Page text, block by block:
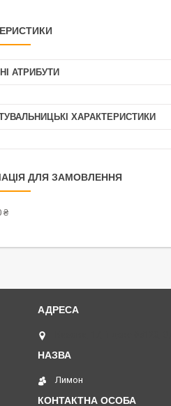
АТРИБУТИ
ХАРАКТЕРИСТИКИ
ДЛЯ ЗАМОВЛЕННЯ
₴
Лимон